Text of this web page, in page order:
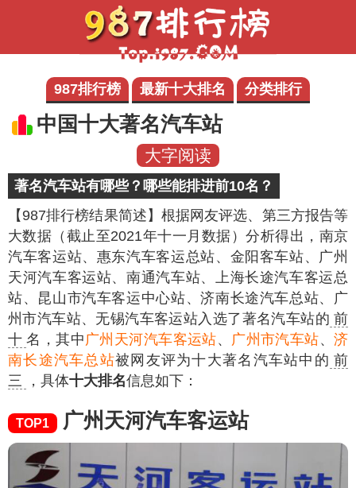
987排行榜 最新十大排名 分类排行
中国十大著名汽车站
大字阅读
著名汽车站有哪些？哪些能排进前10名？
【987排行榜结果简述】 根据网友评选、第三方报告等
大数据（截止至2021年十一月数据）分析得出，南京
汽车客运站、惠东汽车客运总站、金阳客车站、广州
天河汽车客运站、南通汽车站、上海长途汽车客运总
站、昆山市汽车客运中心站、济南长途汽车总站、广
州市汽车站、无锡汽车客运站入选了著名汽车站的 前
十 名，其中 广州天河汽车客运站、 广州市汽车站、济
南长途汽车总站被网友评为十大著名汽车站中的 前
三
，具体十大排名信息如下：
TOP1 广州天河汽车客运站